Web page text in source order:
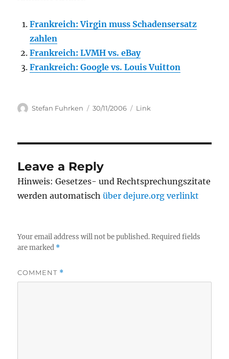
Frankreich: Virgin muss Schadensersatz
zahlen
Frankreich: LVMH vs. eBay
Frankreich: Google vs. Louis Vuitton
Author
Stefan Fuhrken
Posted
30/11/2006 Categories
Link
Leave a Reply
Hinweis: Gesetzes- und Rechtsprechungszitate
werden automatischüber dejure.org verlinkt
Your email address will not be published. Required fields
are marked *
COMMENT *